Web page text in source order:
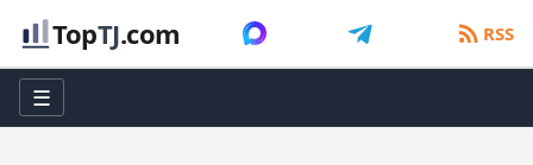
TopTJ.com RSS
☰